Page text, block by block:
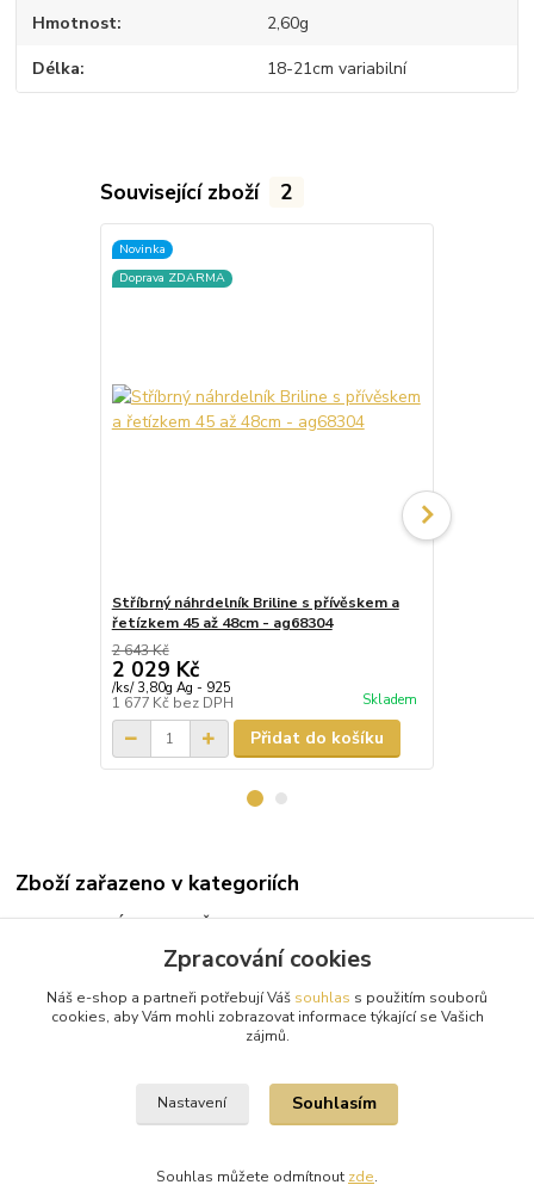
Hmotnost 2,60g
Délka 18-21cm variabilní
Související zboží 2
Novinka
Doprava ZDARMA
Stříbrný náhrdelník Briline s přívěskem a
řetízkem 45 až 48cm - ag68304
2 643 Kč
2 029 Kč
/ks/ 3,80g Ag - 925
1 677 Kč bez DPH Skladem
Přidat do košíku
Zboží zařazeno v kategoriích
TIP NA DÁRKY PRO ŽENU
Stříbrné náramky
Stříbrné přívěsky
Zpracování cookies
Náš e-shop a partneři potřebují Váš souhlas s použitím souborů
cookies, aby Vám mohli zobrazovat informace týkající se Vašich
zájmů.
Nastavení Souhlasím
Souhlas můžete odmítnout zde.